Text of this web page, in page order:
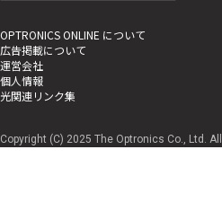
OPTRONICS ONLINE について
広告掲載について
運営会社
個人情報
光関連リンク集
Copyright (C) 2025 The Optronics Co., Ltd.